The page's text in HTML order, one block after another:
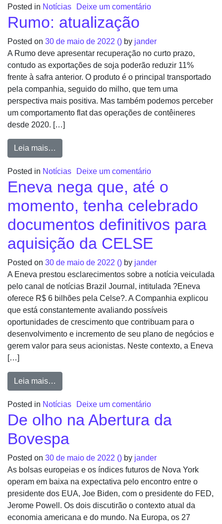
Posted in Notícias Deixe um comentário
Rumo: atualização
Posted on 30 de maio de 2022 () by jander
A Rumo deve apresentar recuperação no curto prazo,
contudo as exportações de soja poderão reduzir 11%
frente à safra anterior. O produto é o principal transportado
pela companhia, seguido do milho, que tem uma
perspectiva mais positiva. Mas também podemos perceber
um comportamento flat das operações de contêineres
desde 2020. […]
Leia mais…
Posted in Notícias Deixe um comentário
Eneva nega que, até o
momento, tenha celebrado
documentos definitivos para
aquisição da CELSE
Posted on 30 de maio de 2022 () by jander
A Eneva prestou esclarecimentos sobre a notícia veiculada
pelo canal de notícias Brazil Journal, intitulada ?Eneva
oferece R$ 6 bilhões pela Celse?. A Companhia explicou
que está constantemente avaliando possíveis
oportunidades de crescimento que contribuam para o
desenvolvimento e incremento de seu plano de negócios e
gerem valor para seus acionistas. Neste contexto, a Eneva
[…]
Leia mais…
Posted in Notícias Deixe um comentário
De olho na Abertura da
Bovespa
Posted on 30 de maio de 2022 () by jander
As bolsas europeias e os índices futuros de Nova York
operam em baixa na expectativa pelo encontro entre o
presidente dos EUA, Joe Biden, com o presidente do FED,
Jerome Powell. Os dois discutirão o contexto atual da
economia americana e do mundo. Na Europa, os 27